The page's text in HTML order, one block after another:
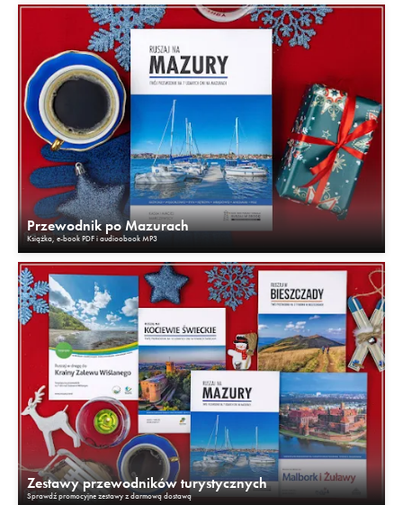
Przewodnik po Mazurach
Książka, e-book PDF i audioobook MP3
Zestawy przewodników turystycznych
Sprawdź promocyjne zestawy z darmową dostawą